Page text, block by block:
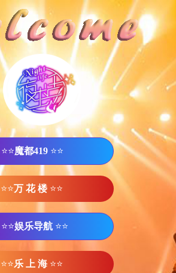
⭐⭐魔都419 ⭐⭐
⭐⭐万 花 楼 ⭐⭐
⭐⭐娱乐导航 ⭐⭐
⭐⭐乐 上 海 ⭐⭐